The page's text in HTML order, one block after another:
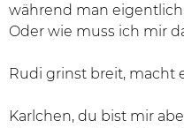
während man
Oder wie muss ich mir
Rudi grinst breit, macht
Karlchen, du bist mir